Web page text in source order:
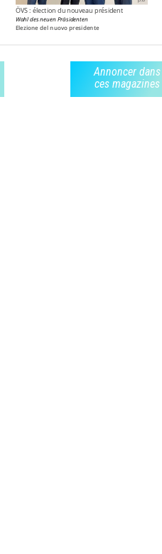
Annoncer dans
ces magazines